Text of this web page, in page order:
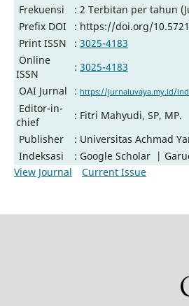
Frekuensi
: 2 Terbitan per tahun
Prefix DOI
: https://doi.org/
Print ISSN
: 3025-4183
Online
ISSN
: 3025-4183
OAI Jurnal
: https://jurnaluvaya.my.id/
Editor-in-
chief
: Fitri Mahyudi, SP, MP.
Publisher
: Universitas Achmad
Indeksasi
: Google Scholar |
View Journal
Current Issue